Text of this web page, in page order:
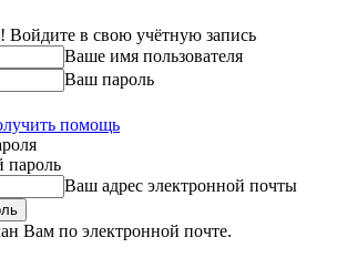
Войдите в свою учётную запись
Ваше имя пользователя
Ваш пароль
помощь
пароль
Ваш адрес электронной почты
Вам по электронной почте.